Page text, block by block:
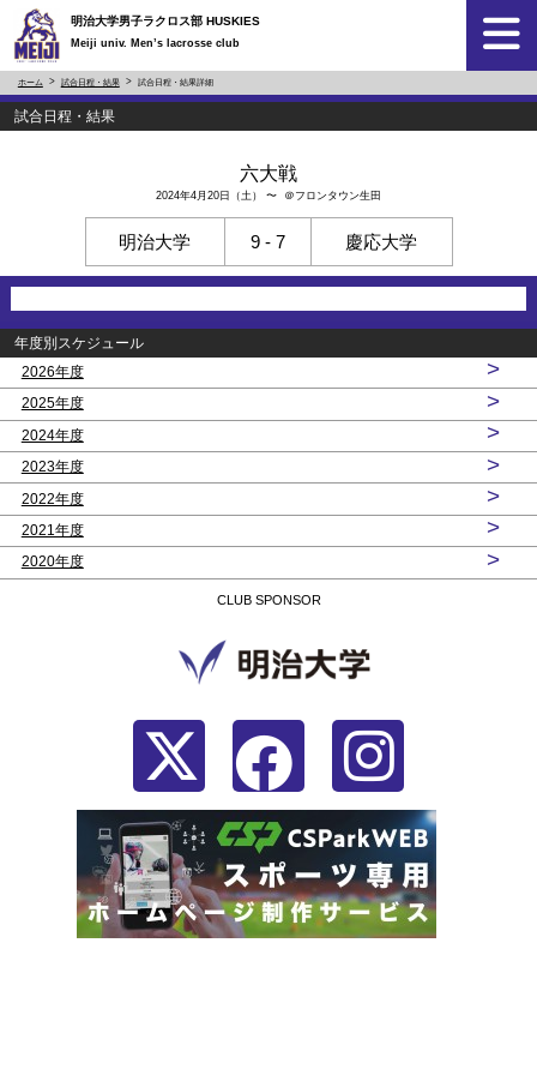
明治大学男子ラクロス部 HUSKIES
Meiji univ. Men’s lacrosse club
ホーム 試合日程・結果 試合日程・結果詳細
試合日程・結果
六大戦
2024年4月20日（土） 〜 ＠フロンタウン生田
明治大学 9 - 7 慶応大学
年度別スケジュール
2026年度
>
2025年度 >
2024年度 >
2023年度 >
2022年度 >
2021年度 >
2020年度 >
CLUB SPONSOR